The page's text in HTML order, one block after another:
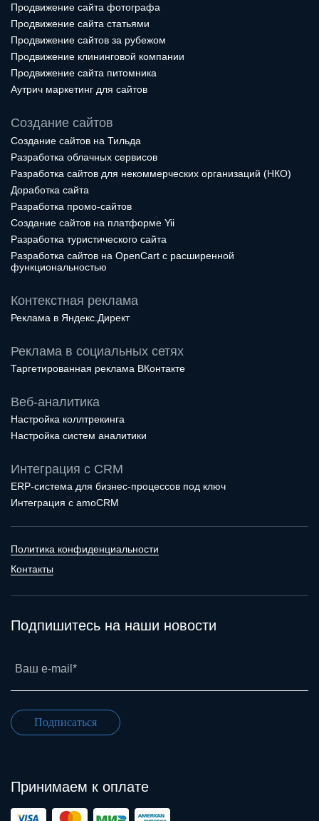
Продвижение сайта фотографа
Продвижение сайта статьями
Продвижение сайтов за рубежом
Продвижение клининговой компании
Продвижение сайта питомника
Аутрич маркетинг для сайтов
Создание сайтов
Создание сайтов на Тильда
Разработка облачных сервисов
Разработка сайтов для некоммерческих организаций (НКО)
Доработка сайта
Разработка промо-сайтов
Создание сайтов на платформе Yii
Разработка туристического сайта
Разработка сайтов на OpenCart с расширенной
функциональностью
Контекстная реклама
Реклама в Яндекс.Директ
Реклама в социальных сетях
Таргетированная реклама ВКонтакте
Веб-аналитика
Настройка коллтрекинга
Настройка систем аналитики
Интеграция с CRM
ERP-система для бизнес-процессов под ключ
Интеграция с amoCRM
Политика конфиденциальности
Контакты
Подпишитесь на наши новости
Ваш e-mail*
Подписаться
Принимаем к оплате